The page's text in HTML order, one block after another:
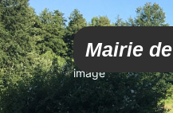
Mairie
image